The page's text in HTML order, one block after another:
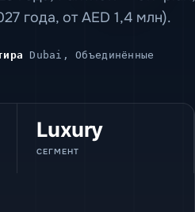
года, от AED 1,4 млн).
Dubai, Объединённые
Luxury
СЕГМЕНТ